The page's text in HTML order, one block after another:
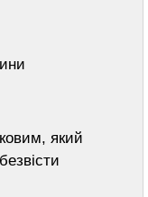
який